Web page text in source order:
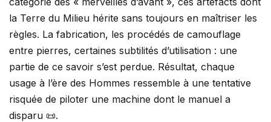
la Terre du Milieu hérite sans toujours en maîtriser les
règles. La fabrication, les procédés de camouflage
entre pierres, certaines subtilités d’utilisation : une
partie de ce savoir s’est perdue. Résultat, chaque
usage à l’ère des Hommes ressemble à une tentative
risquée de piloter une machine dont le manuel a
disparu 📜.